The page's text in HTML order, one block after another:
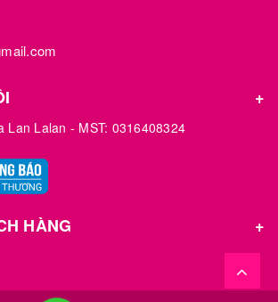
Lan Lalan - MST: 0316408324
HÀNG